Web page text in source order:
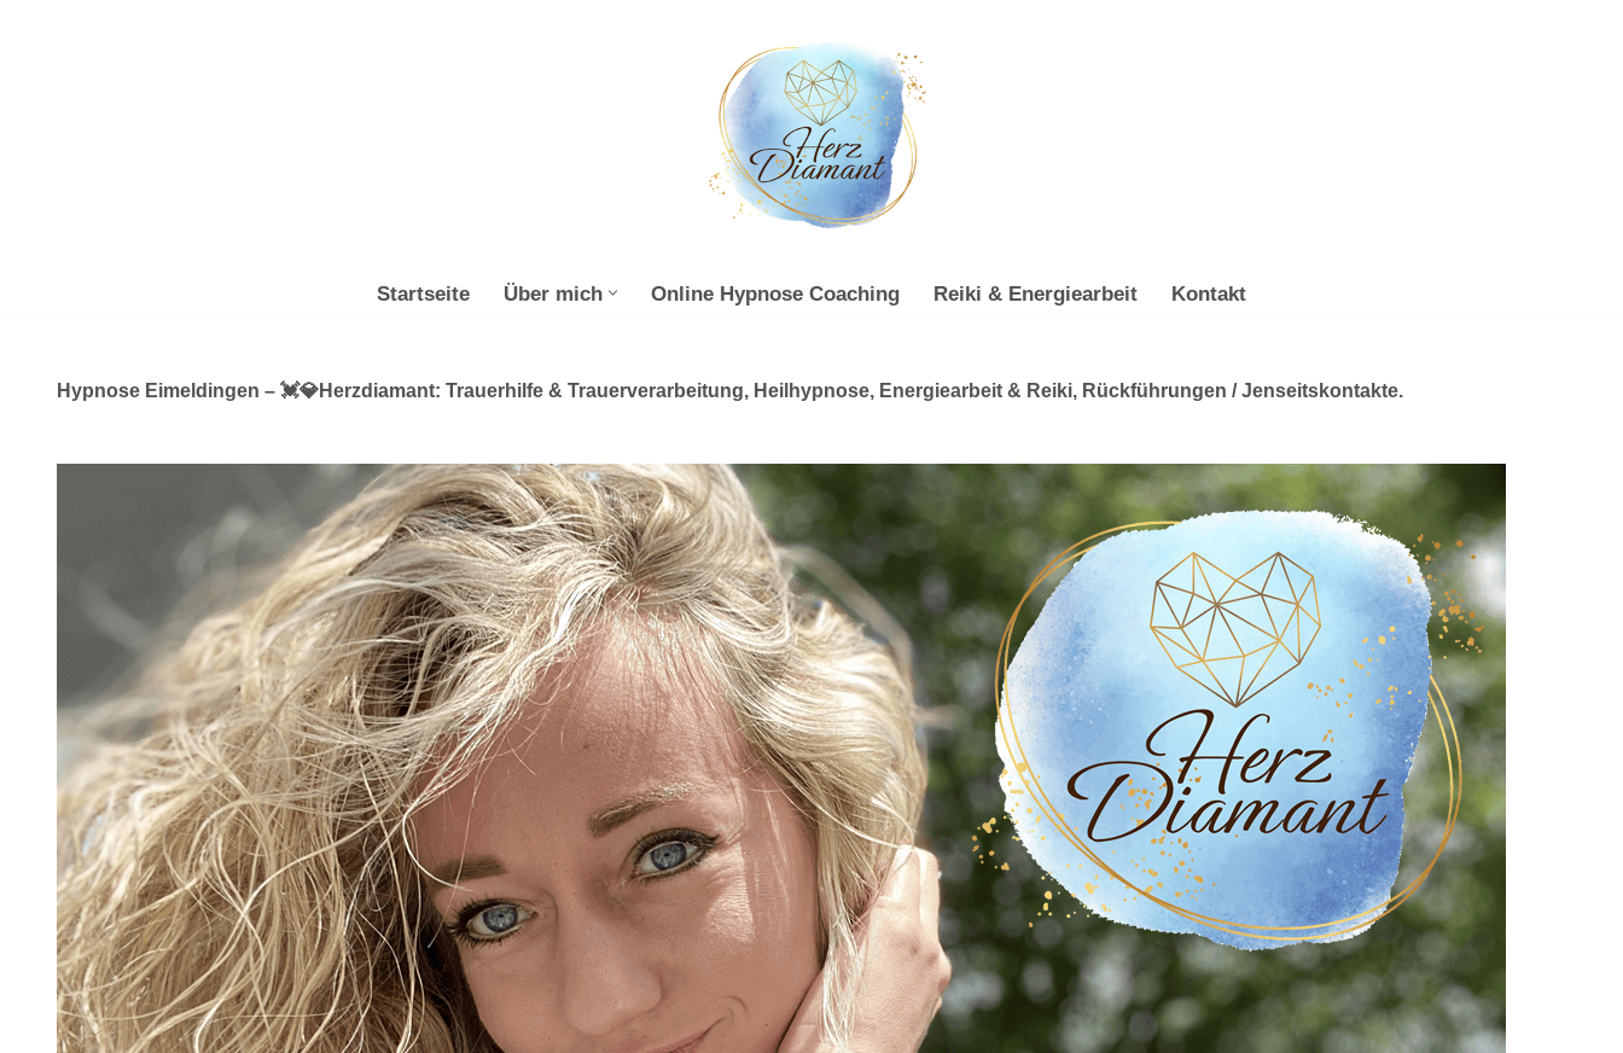
Startseite Über mich Online Hypnose Coaching Reiki & Energiearbeit Kontakt
Hypnose Eimeldingen – 💓️💎Herzdiamant: Trauerhilfe & Trauerverarbeitung, Heilhypnose, Energiearbeit & Reiki, Rückführungen / Jenseitskontakte.